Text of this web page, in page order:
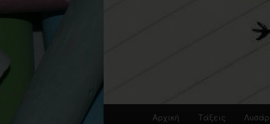
Αρχική Τάξεις